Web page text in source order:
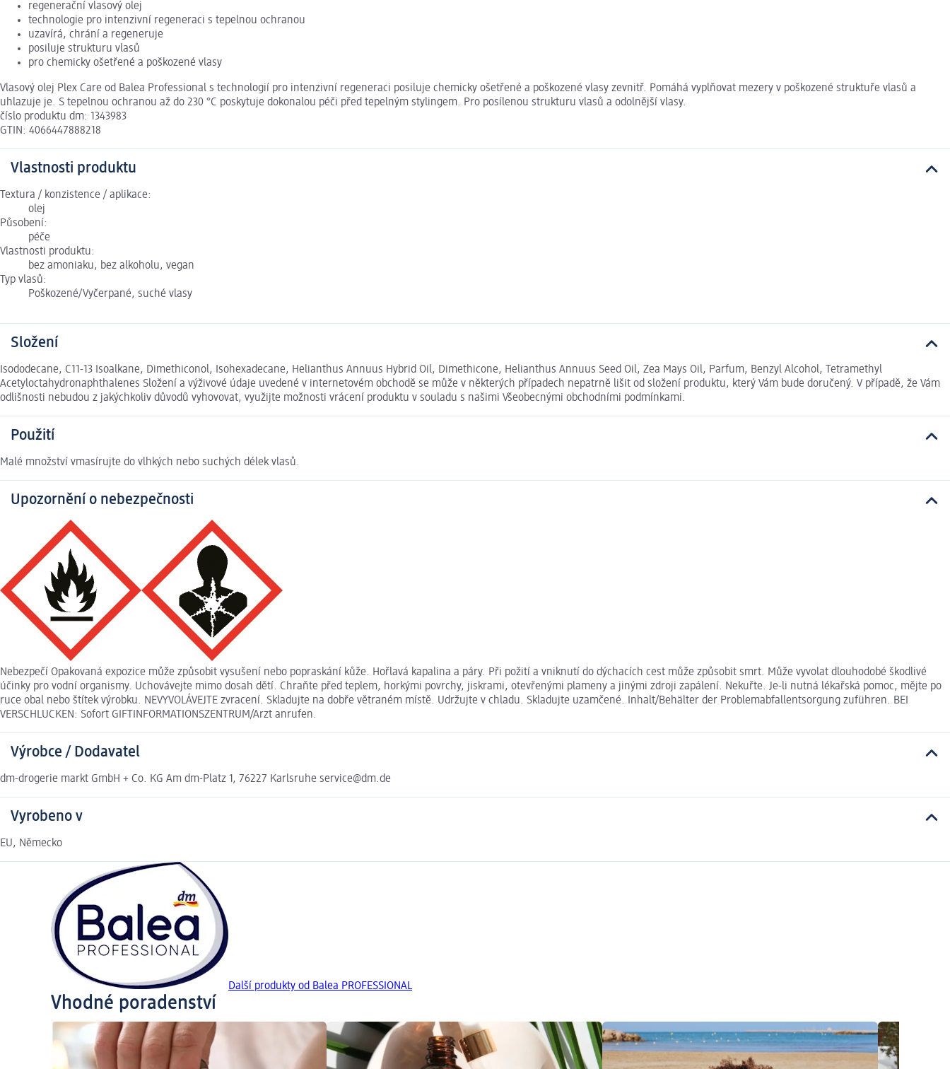
regenerační vlasový olej
technologie pro intenzivní regeneraci s tepelnou ochranou
uzavírá, chrání a regeneruje
posiluje strukturu vlasů
pro chemicky ošetřené a poškozené vlasy
Vlasový olej Plex Care od Balea Professional s technologií pro intenzivní regeneraci posiluje chemicky ošetřené a poškozené vlasy zevnitř. Pomáhá vyplňovat mezery v poškozené struktuře vlasů a
uhlazuje je. S tepelnou ochranou až do 230 °C poskytuje dokonalou péči před tepelným stylingem. Pro posílenou strukturu vlasů a odolnější vlasy.
číslo produktu dm: 1343983
GTIN: 4066447888218
Vlastnosti produktu
Textura / konzistence / aplikace:
olej
Působení:
péče
Vlastnosti produktu:
bez amoniaku, bez alkoholu, vegan
Typ vlasů:
Poškozené/Vyčerpané, suché vlasy
Složení
Isododecane, C11-13 Isoalkane, Dimethiconol, Isohexadecane, Helianthus Annuus Hybrid Oil, Dimethicone, Helianthus Annuus Seed Oil, Zea Mays Oil, Parfum, Benzyl Alcohol, Tetramethyl
Acetyloctahydronaphthalenes Složení a výživové údaje uvedené v internetovém obchodě se může v některých případech nepatrně lišit od složení produktu, který Vám bude doručený. V případě, že Vám
odlišnosti nebudou z jakýchkoliv důvodů vyhovovat, využijte možnosti vrácení produktu v souladu s našimi Všeobecnými obchodními podmínkami.
Použití
Malé množství vmasírujte do vlhkých nebo suchých délek vlasů.
Upozornění o nebezpečnosti
Nebezpečí Opakovaná expozice může způsobit vysušení nebo popraskání kůže. Hořlavá kapalina a páry. Při požití a vniknutí do dýchacích cest může způsobit smrt. Může vyvolat dlouhodobé škodlivé
účinky pro vodní organismy. Uchovávejte mimo dosah dětí. Chraňte před teplem, horkými povrchy, jiskrami, otevřenými plameny a jinými zdroji zapálení. Nekuřte. Je-li nutná lékařská pomoc, mějte po
ruce obal nebo štítek výrobku. NEVYVOLÁVEJTE zvracení. Skladujte na dobře větraném místě. Udržujte v chladu. Skladujte uzamčené. Inhalt/Behälter der Problemabfallentsorgung zuführen. BEI
VERSCHLUCKEN: Sofort GIFTINFORMATIONSZENTRUM/Arzt anrufen.
Výrobce / Dodavatel
dm-drogerie markt GmbH + Co. KG Am dm-Platz 1, 76227 Karlsruhe service@dm.de
Vyrobeno v
EU, Německo
Další produkty od Balea PROFESSIONAL
Vhodné poradenství